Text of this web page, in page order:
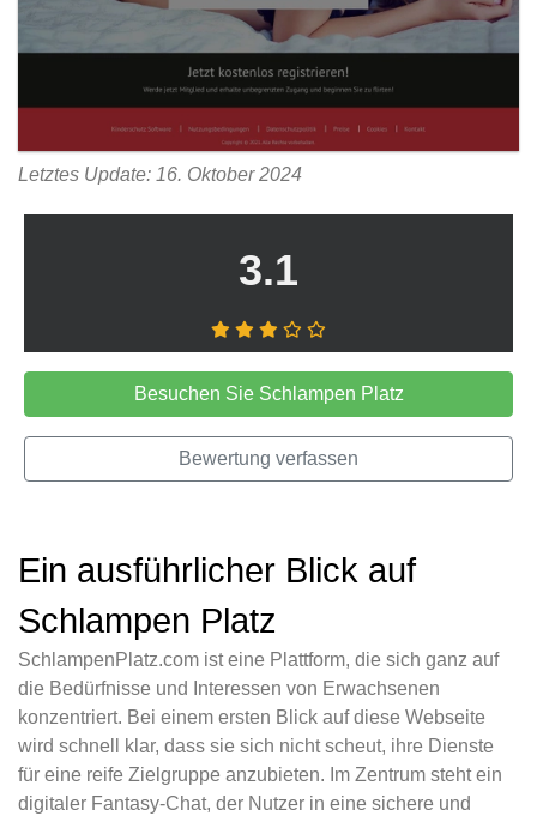
Letztes Update: 16. Oktober 2024
3.1
Besuchen Sie Schlampen Platz
Bewertung verfassen
Ein ausführlicher Blick auf
Schlampen Platz
SchlampenPlatz.com ist eine Plattform, die sich ganz auf
die Bedürfnisse und Interessen von Erwachsenen
konzentriert. Bei einem ersten Blick auf diese Webseite
wird schnell klar, dass sie sich nicht scheut, ihre Dienste
für eine reife Zielgruppe anzubieten. Im Zentrum steht ein
digitaler Fantasy-Chat, der Nutzer in eine sichere und